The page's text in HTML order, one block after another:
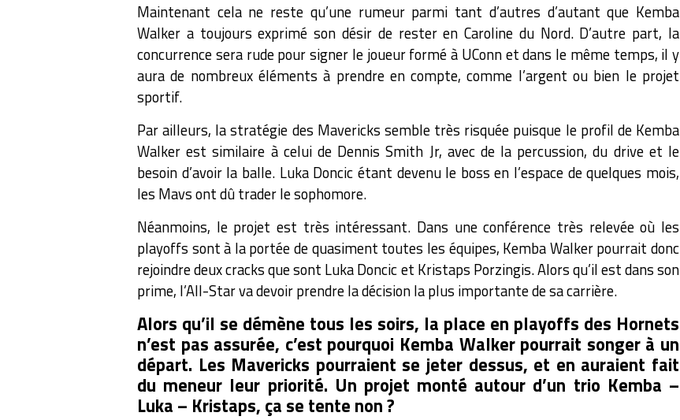
Maintenant cela ne reste qu’une rumeur parmi tant d’autres d’autant que Kemba
Walker a toujours exprimé son désir de rester en Caroline du Nord. D’autre part, la
concurrence sera rude pour signer le joueur formé à UConn et dans le même temps, il y
aura de nombreux éléments à prendre en compte, comme l’argent ou bien le projet
sportif.
Par ailleurs, la stratégie des Mavericks semble très risquée puisque le profil de Kemba
Walker est similaire à celui de Dennis Smith Jr, avec de la percussion, du drive et le
besoin d’avoir la balle. Luka Doncic étant devenu le boss en l’espace de quelques mois,
les Mavs ont dû trader le sophomore.
Néanmoins, le projet est très intéressant. Dans une conférence très relevée où les
playoffs sont à la portée de quasiment toutes les équipes, Kemba Walker pourrait donc
rejoindre deux cracks que sont Luka Doncic et Kristaps Porzingis. Alors qu’il est dans son
prime, l’All-Star va devoir prendre la décision la plus importante de sa carrière.
Alors qu’il se démène tous les soirs, la place en playoffs des Hornets
n’est pas assurée, c’est pourquoi Kemba Walker pourrait songer à un
départ. Les Mavericks pourraient se jeter dessus, et en auraient fait
du meneur leur priorité. Un projet monté autour d’un trio Kemba –
Luka – Kristaps, ça se tente non ?